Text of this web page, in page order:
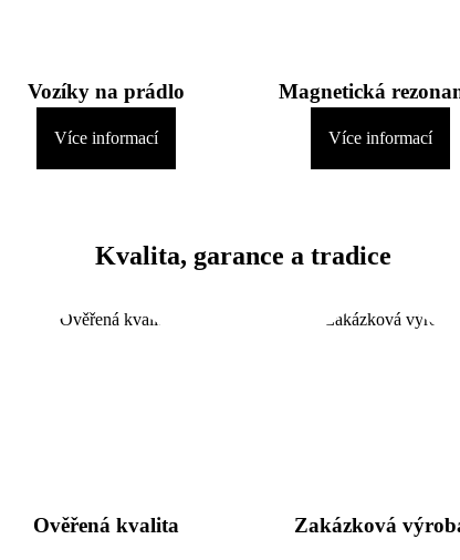
Vozíky na prádlo
Více informací
Magnetická
Více informací
Kvalita, garance a tradice
Ověřená kvalita Zakázková